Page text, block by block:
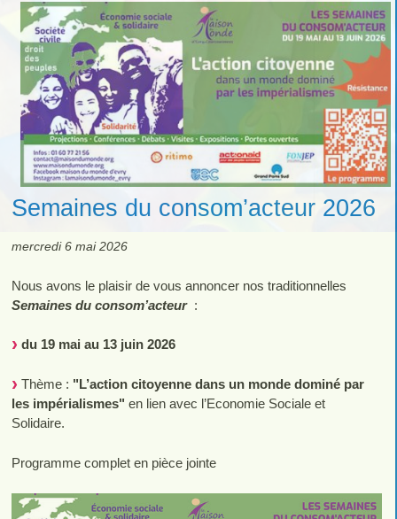
Semaines du consom’acteur 2026
mercredi 6 mai 2026
Nous avons le plaisir de vous annoncer nos traditionnelles
Semaines du consom’acteur :
du 19 mai au 13 juin 2026
Thème : "L’action citoyenne dans un monde dominé par
les impérialismes" en lien avec l’Economie Sociale et
Solidaire.
Programme complet en pièce jointe